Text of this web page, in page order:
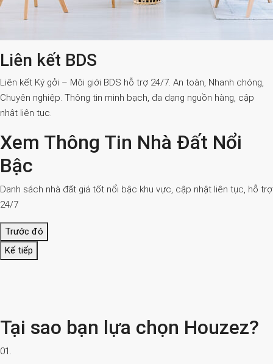
Liên kết BDS
Liên kết Ký gởi – Môi giới BDS hỗ trợ 24/7. An toàn, Nhanh chóng,
Chuyên nghiệp. Thông tin minh bạch, đa dạng nguồn hàng, cập
nhật liên tục.
Xem Thông Tin Nhà Đất Nổi
Bậc
Danh sách nhà đất giá tốt nổi bậc khu vực, cập nhật liên tục, hỗ trợ
24/7
Trước đó
Kế tiếp
Tại sao bạn lựa chọn Houzez?
01.